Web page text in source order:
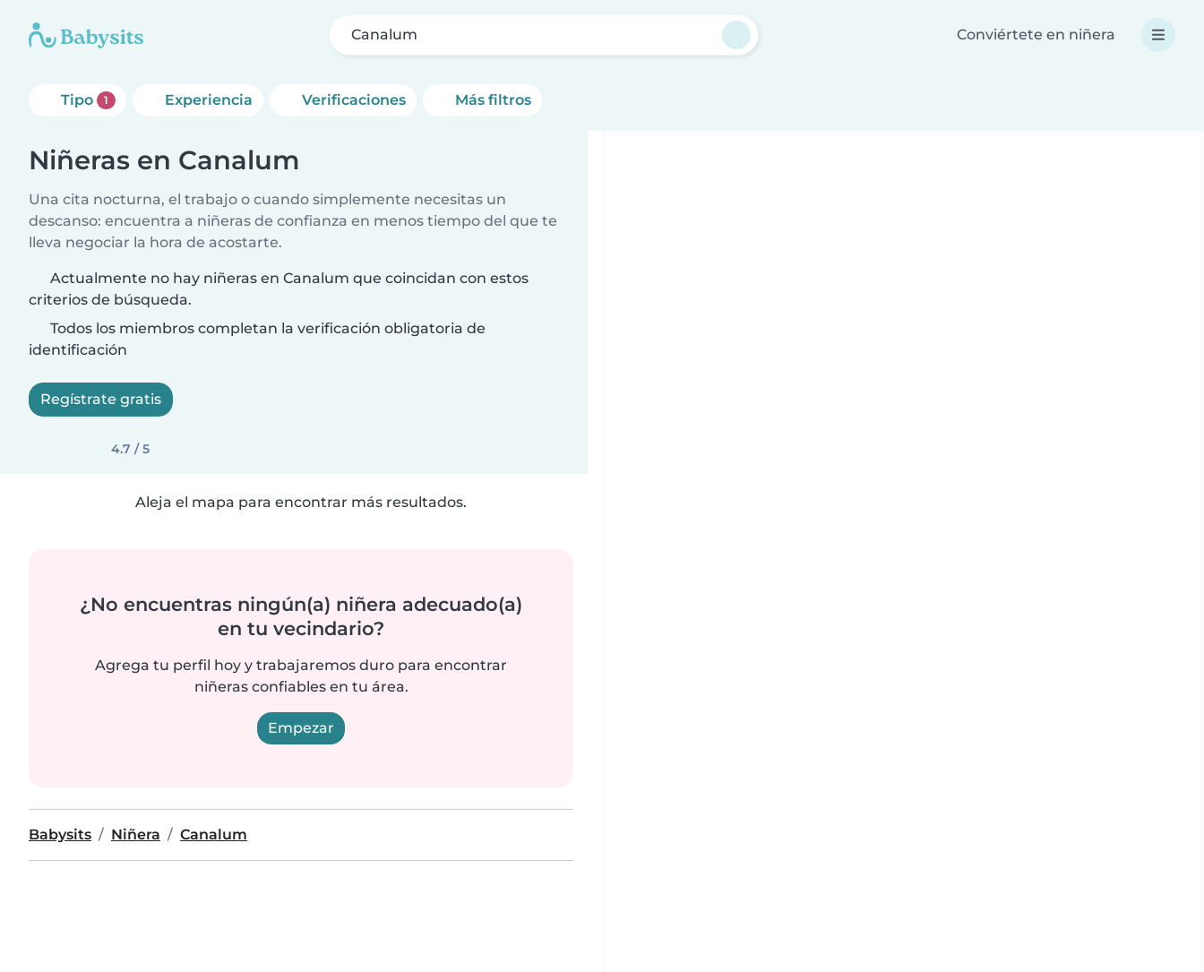
Canalum Conviértete en niñera
Tipo 1 Experiencia Verificaciones Más filtros
Niñeras en Canalum
Una cita nocturna, el trabajo o cuando simplemente necesitas un
descanso: encuentra a niñeras de confianza en menos tiempo del que te
lleva negociar la hora de acostarte.
Actualmente no hay niñeras en Canalum que coincidan con estos
criterios de búsqueda.
Todos los miembros completan la verificación obligatoria de
identificación
Regístrate gratis
4.7 / 5
Aleja el mapa para encontrar más resultados.
¿No encuentras ningún(a) niñera adecuado(a)
en tu vecindario?
Agrega tu perfil hoy y trabajaremos duro para encontrar
niñeras confiables en tu área.
Empezar
Babysits Niñera Canalum